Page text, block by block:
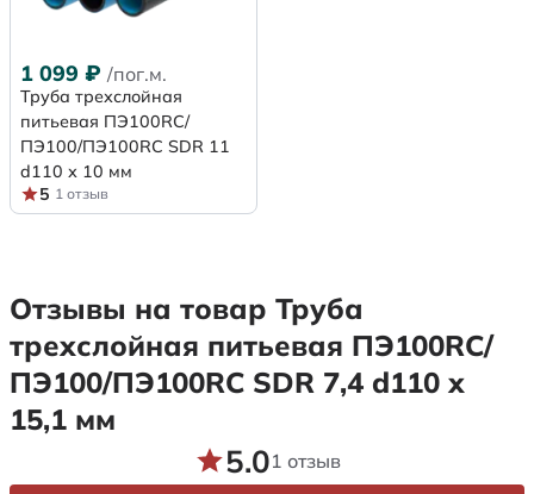
1 099 ₽ /пог.м.
Труба трехслойная
питьевая ПЭ100RC/
ПЭ100/ПЭ100RC SDR 11
d110 х 10 мм
5 1 отзыв
Отзывы на товар Труба
трехслойная питьевая ПЭ100RC/
ПЭ100/ПЭ100RC SDR 7,4 d110 х
15,1 мм
5.01 отзыв